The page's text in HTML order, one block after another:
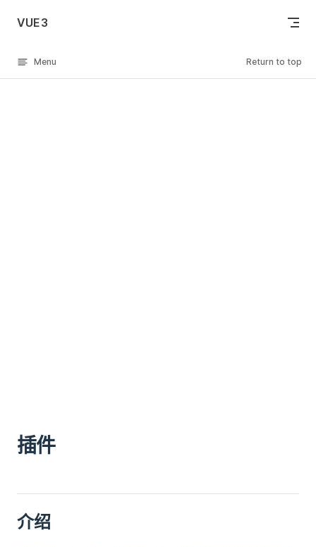
Skip to content
VUE3
Menu Return to top
插件
介绍